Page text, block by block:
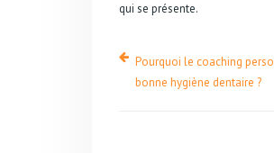
qui se présente.
Pourquoi le coaching
bonne hygiène dentaire ?